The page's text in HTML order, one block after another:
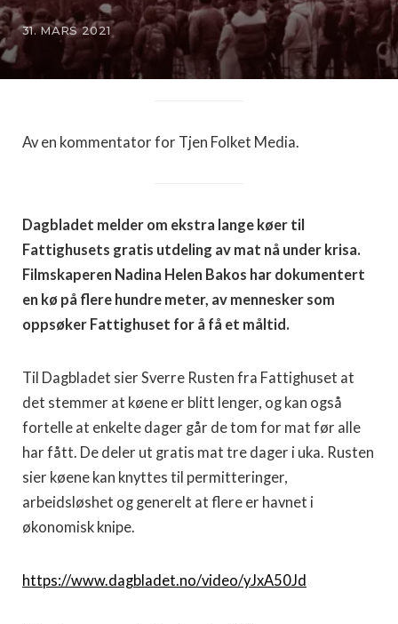
31. MARS 2021
Av en kommentator for Tjen Folket Media.
Dagbladet melder om ekstra lange køer til
Fattighusets gratis utdeling av mat nå under krisa.
Filmskaperen Nadina Helen Bakos har dokumentert
en kø på flere hundre meter, av mennesker som
oppsøker Fattighuset for å få et måltid.
Til Dagbladet sier Sverre Rusten fra Fattighuset at
det stemmer at køene er blitt lenger, og kan også
fortelle at enkelte dager går de tom for mat før alle
har fått. De deler ut gratis mat tre dager i uka. Rusten
sier køene kan knyttes til permitteringer,
arbeidsløshet og generelt at flere er havnet i
økonomisk knipe.
https://www.dagbladet.no/video/yJxA50Jd